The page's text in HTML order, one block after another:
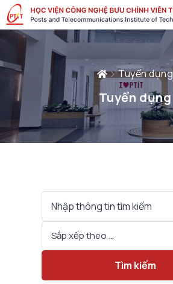
Tuyển dụng
Tuyển dụng